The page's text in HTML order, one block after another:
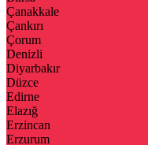
Çanakkale
Çankırı
Çorum
Denizli
Diyarbakır
Düzce
Edirne
Elazığ
Erzincan
Erzurum